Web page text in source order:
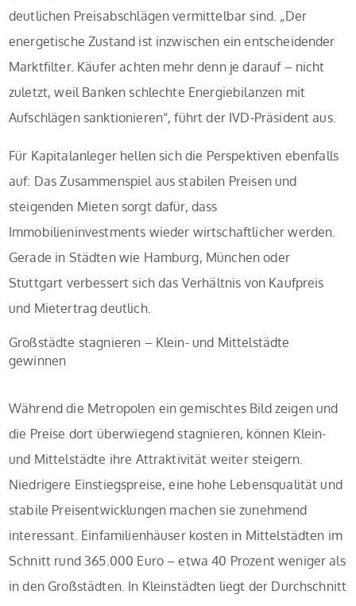
deutlichen Preisabschlägen vermittelbar sind. „Der
energetische Zustand ist inzwischen ein entscheidender
Marktfilter. Käufer achten mehr denn je darauf – nicht
zuletzt, weil Banken schlechte Energiebilanzen mit
Aufschlägen sanktionieren“, führt der IVD-Präsident aus.
Für Kapitalanleger hellen sich die Perspektiven ebenfalls
auf: Das Zusammenspiel aus stabilen Preisen und
steigenden Mieten sorgt dafür, dass
Immobilieninvestments wieder wirtschaftlicher werden.
Gerade in Städten wie Hamburg, München oder
Stuttgart verbessert sich das Verhältnis von Kaufpreis
und Mietertrag deutlich.
Großstädte stagnieren – Klein- und Mittelstädte
gewinnen
Während die Metropolen ein gemischtes Bild zeigen und
die Preise dort überwiegend stagnieren, können Klein-
und Mittelstädte ihre Attraktivität weiter steigern.
Niedrigere Einstiegspreise, eine hohe Lebensqualität und
stabile Preisentwicklungen machen sie zunehmend
interessant. Einfamilienhäuser kosten in Mittelstädten im
Schnitt rund 365.000 Euro – etwa 40 Prozent weniger als
in den Großstädten. In Kleinstädten liegt der Durchschnitt